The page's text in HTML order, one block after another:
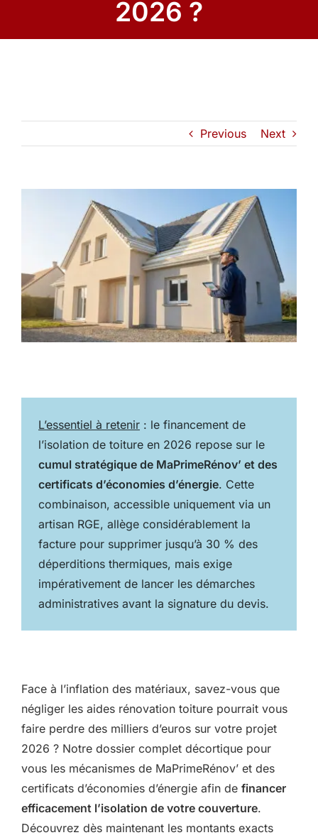
2026 ?
Previous Next
L’essentiel à retenir : le financement de
l’isolation de toiture en 2026 repose sur le
cumul stratégique de MaPrimeRénov’ et des
certificats d’économies d’énergie. Cette
combinaison, accessible uniquement via un
artisan RGE, allège considérablement la
facture pour supprimer jusqu’à 30 % des
déperditions thermiques, mais exige
impérativement de lancer les démarches
administratives avant la signature du devis.
Face à l’inflation des matériaux, savez-vous que
négliger les aides rénovation toiture pourrait vous
faire perdre des milliers d’euros sur votre projet
2026 ? Notre dossier complet décortique pour
vous les mécanismes de MaPrimeRénov’ et des
certificats d’économies d’énergie afin de financer
efficacement l’isolation de votre couverture.
Découvrez dès maintenant les montants exacts